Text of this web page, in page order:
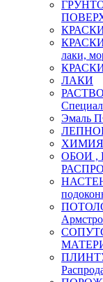
КРАСКИ
лаки,
ЛАКИ
Эмаль
ХИМИЯ
ОБОИ ,